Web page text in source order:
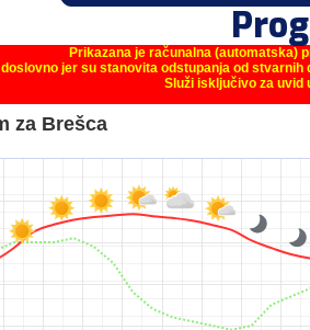
Prikazana je računalna (automatska)
jer su stanovita odstupanja od
Služi isključivo za uvid
za Brešca